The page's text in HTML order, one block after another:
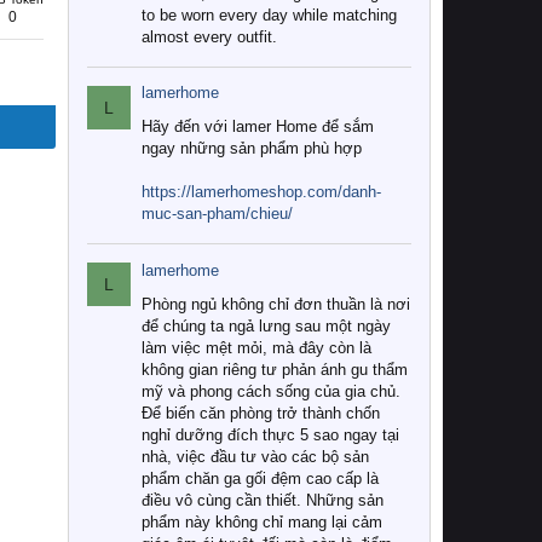
0
to be worn every day while matching
almost every outfit.
L
lamerhome
Hãy đến với lamer Home để sắm
ngay những sản phẩm phù hợp
https://lamerhomeshop.com/danh-
muc-san-pham/chieu/
L
lamerhome
Phòng ngủ không chỉ đơn thuần là nơi
để chúng ta ngả lưng sau một ngày
làm việc mệt mỏi, mà đây còn là
không gian riêng tư phản ánh gu thẩm
mỹ và phong cách sống của gia chủ.
Để biến căn phòng trở thành chốn
nghỉ dưỡng đích thực 5 sao ngay tại
nhà, việc đầu tư vào các bộ sản
phẩm chăn ga gối đệm cao cấp là
điều vô cùng cần thiết. Những sản
phẩm này không chỉ mang lại cảm